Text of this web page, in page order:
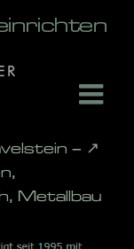
– ↗️
Metallbau